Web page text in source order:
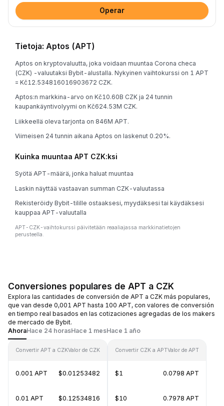
Operar
Tietoja: Aptos (APT)
Aptos on kryptovaluutta, joka voidaan muuntaa Corona checa
(CZK) -valuutaksi Bybit-alustalla. Nykyinen vaihtokurssi on 1 APT
= Kč12.534816016903672 CZK.
Aptos:n markkina-arvo on Kč10.60B CZK ja 24 tunnin
kaupankäyntivolyymi on Kč624.53M CZK.
Liikkeellä oleva tarjonta on 846M APT.
Viimeisen 24 tunnin aikana Aptos on laskenut 0.20%.
Kuinka muuntaa APT CZK:ksi
Syötä APT-määrä, jonka haluat muuntaa
Laskin näyttää vastaavan summan CZK-valuutassa
Rekisteröidy Bybit-tilille ostaaksesi, myydäksesi tai käydäksesi
kauppaa APT-valuutalla
APT-CZK-vaihtokurssi päivitetään reaaliajassa markkinatietojen
perusteella.
Conversiones populares de APT a CZK
Explora las cantidades de conversión de APT a CZK más populares,
que van desde 0,001 APT hasta 100 APT, con valores de conversión
en tiempo real basados en las cotizaciones agregadas de los makers
de mercado de Bybit.
AhoraHace 24 horasHace 1 mesHace 1 año
Convertir APT a CZKValor de CZK
0.001 APT $0.01253482
0.01 APT $0.12534816
Convertir CZK a APTValor de APT
$1 0.0798 APT
$10 0.7978 APT